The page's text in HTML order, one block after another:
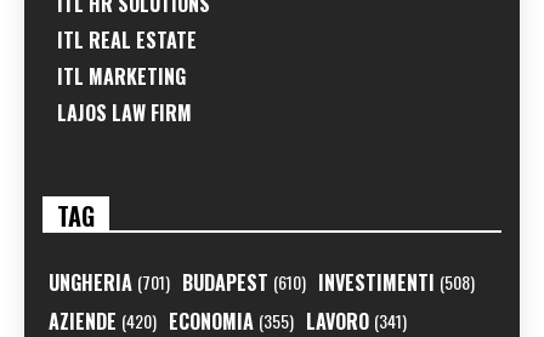
ITL REAL ESTATE
ITL MARKETING
LAJOS LAW FIRM
TAG
UNGHERIA (701) BUDAPEST (610) INVESTIMENTI (508)
AZIENDE (420) ECONOMIA (355) LAVORO (341)